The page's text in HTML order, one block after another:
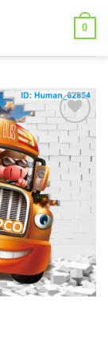
0
Add to
wishlist